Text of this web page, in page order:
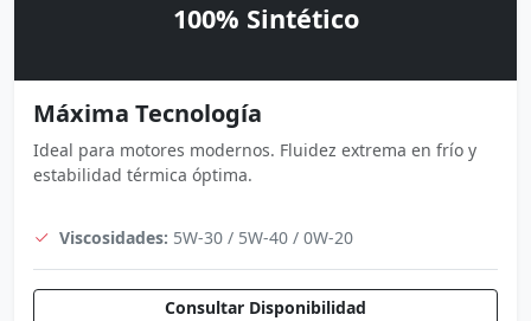
100% Sintético
Máxima Tecnología
Ideal para motores modernos. Fluidez extrema en frío y
estabilidad térmica óptima.
Viscosidades: 5W-30 / 5W-40 / 0W-20
Consultar Disponibilidad